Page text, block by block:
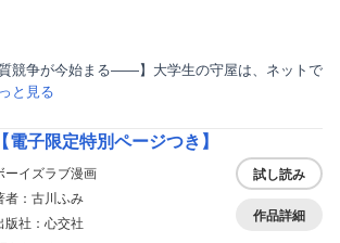
質競争が今始まる――】大学生の守屋は、ネットで
と見る
電子限定特別ページつき】
ーイズラブ漫画
者：古川ふみ
版社：心交社
試し読み
作品詳細